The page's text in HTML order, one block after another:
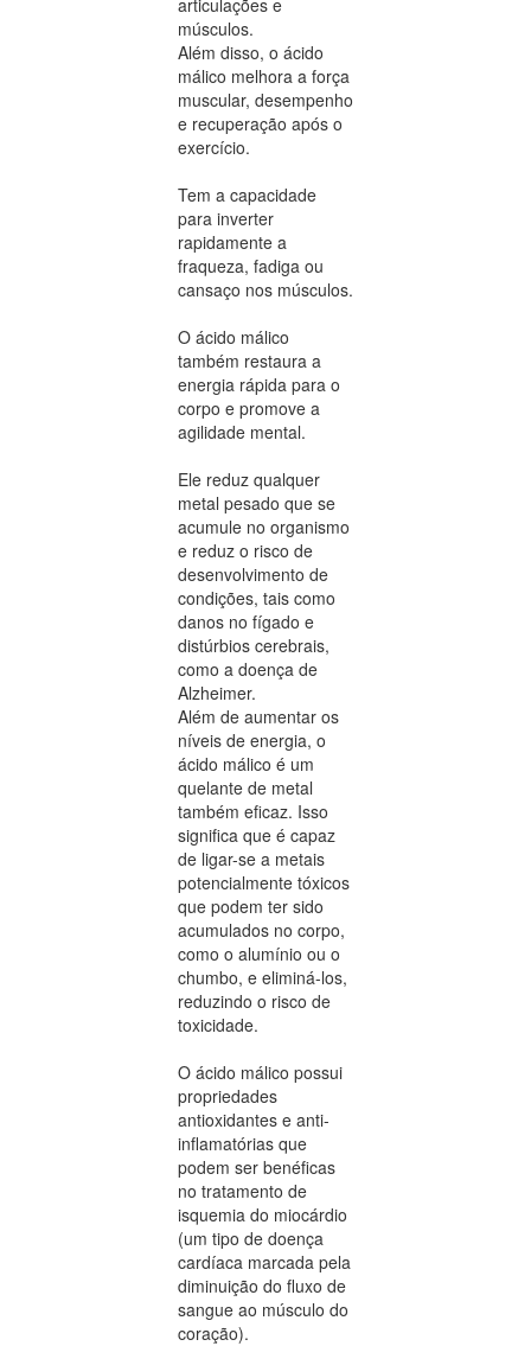
músculos.
Além disso, o ácido
málico melhora a força
muscular, desempenho
e recuperação após o
exercício.
Tem a capacidade
para inverter
rapidamente a
fraqueza, fadiga ou
cansaço nos músculos.
O ácido málico
também restaura a
energia rápida para o
corpo e promove a
agilidade mental.
Ele reduz qualquer
metal pesado que se
acumule no organismo
e reduz o risco de
desenvolvimento de
condições, tais como
danos no fígado e
distúrbios cerebrais,
como a doença de
Alzheimer.
Além de aumentar os
níveis de energia, o
ácido málico é um
quelante de metal
também eficaz. Isso
significa que é capaz
de ligar-se a metais
potencialmente tóxicos
que podem ter sido
acumulados no corpo,
como o alumínio ou o
chumbo, e eliminá-los,
reduzindo o risco de
toxicidade.
O ácido málico possui
propriedades
antioxidantes e anti-
inflamatórias que
podem ser benéficas
no tratamento de
isquemia do miocárdio
(um tipo de doença
cardíaca marcada pela
diminuição do fluxo de
sangue ao músculo do
coração).